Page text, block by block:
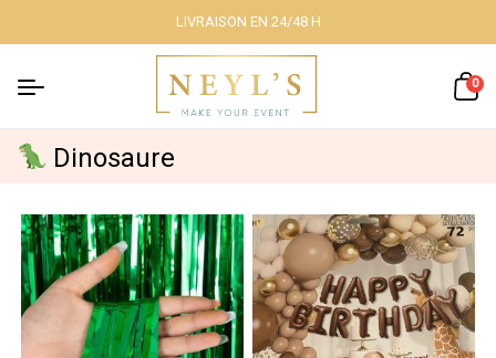
Décoration
lumineuse
LIVRAISON EN 24/48 H
0
Dinosaure